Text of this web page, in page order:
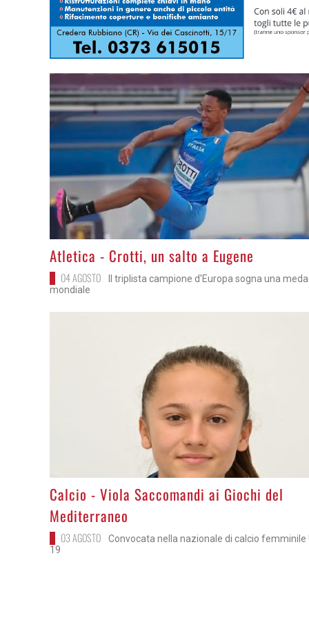
>
Atletica - Crotti, un salto a Eugene
04 AGOSTO
Il triplista campione d'Europa sogna una
mondiale
>
Calcio - Viola Saccomandi ai Giochi del
Mediterraneo
03 AGOSTO
Convocata nella nazionale di calcio femminile
19